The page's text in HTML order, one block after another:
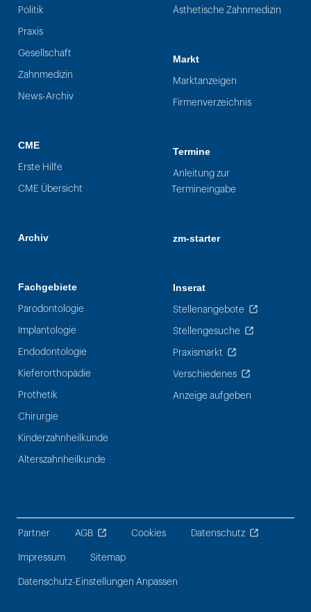
Politik
Praxis
Gesellschaft
Zahnmedizin
News-Archiv
CME
Erste Hilfe
CME Übersicht
Archiv
Fachgebiete
Parodontologie
Implantologie
Endodontologie
Kieferorthopädie
Prothetik
Chirurgie
Kinderzahnheilkunde
Alterszahnheilkunde
Ästhetische Zahnmedizin
Markt
Marktanzeigen
Firmenverzeichnis
Termine
Anleitung zur
Termineingabe
zm-starter
Inserat
Stellenangebote
Stellengesuche
Praxismarkt
Verschiedenes
Anzeige aufgeben
Partner AGB Cookies Datenschutz
Impressum Sitemap
Datenschutz-Einstellungen Anpassen